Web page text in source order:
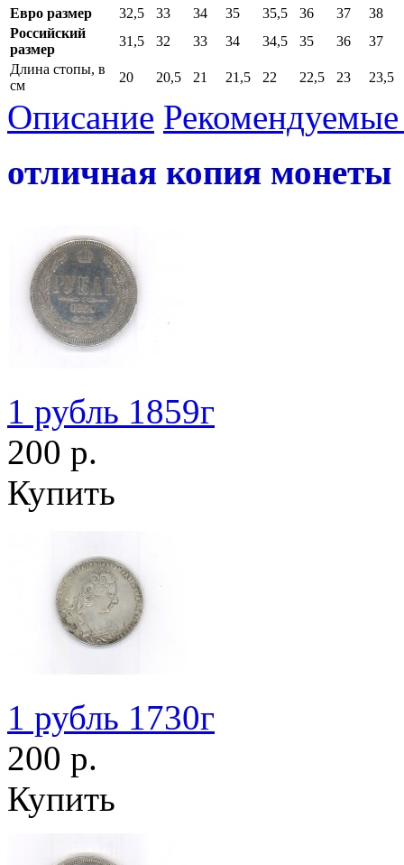
Евро размер
32,5 33 34 35 35,5 36 37
38
Российский
размер
31,5 32 33 34 34,5 35 36
37
Длина стопы, в
см
20 20,5 21 21,5 22 22,5 23 23,5
Описание
отличная копия монеты
1 рубль 1859г
200 р.
Купить
1 рубль 1730г
200 р.
Купить